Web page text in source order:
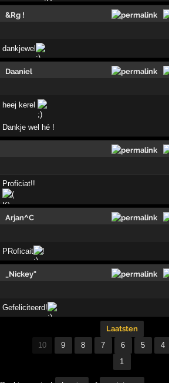
&Rg !
dankjewel
Daaniel
heej kerel
Dankje wel hé !
Proficiat!!
Arjan^C
PRoficait !
_Nickey"
Gefeliciteerd!
Laatsten
10
9 8 7 6 5 4
1